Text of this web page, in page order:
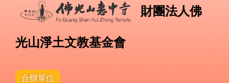
財團法人佛
光山淨土文教基金會
合辦單位